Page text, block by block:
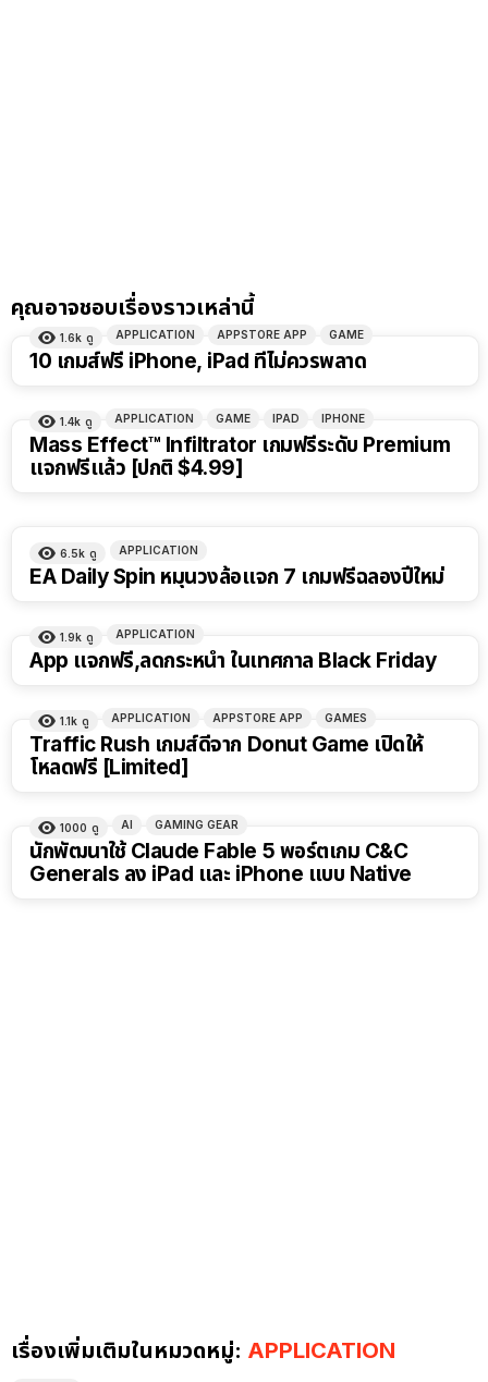
คุณอาจชอบเรื่องราวเหล่านี้
1.6k ดู APPLICATION APPSTORE APP GAME
10 เกมส์ฟรี iPhone, iPad ที่ไม่ควรพลาด
1.4k ดู APPLICATION GAME IPAD IPHONE
Mass Effect™ Infiltrator เกมฟรีระดับ Premium
แจกฟรีแล้ว [ปกติ $4.99]
6.5k ดู APPLICATION
EA Daily Spin หมุนวงล้อแจก 7 เกมฟรีฉลองปีใหม่
1.9k ดู APPLICATION
App แจกฟรี,ลดกระหน่ำ ในเทศกาล Black Friday
1.1k ดู APPLICATION APPSTORE APP GAMES
Traffic Rush เกมส์ดีจาก Donut Game เปิดให้
โหลดฟรี [Limited]
1000 ดู AI GAMING GEAR
นักพัฒนาใช้ Claude Fable 5 พอร์ตเกม C&C
Generals ลง iPad และ iPhone แบบ Native
เรื่องเพิ่มเติมในหมวดหมู่: APPLICATION